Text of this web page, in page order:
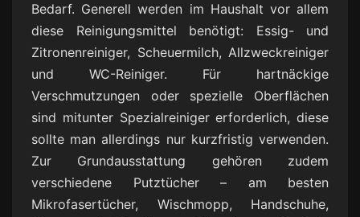
Bedarf. Generell werden im Haushalt vor allem
diese Reinigungsmittel benötigt: Essig- und
Zitronenreiniger, Scheuermilch, Allzweckreiniger
und WC-Reiniger. Für hartnäckige
Verschmutzungen oder spezielle Oberflächen
sind mitunter Spezialreiniger erforderlich, diese
sollte man allerdings nur kurzfristig verwenden.
Zur Grundausstattung gehören zudem
verschiedene Putztücher – am besten
Mikrofasertücher, Wischmopp, Handschuhe,